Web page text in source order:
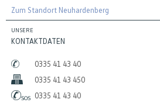
Zum Standort Neuhardenberg
UNSERE
KONTAKTDATEN
0335 41 43 40
0335 41 43 450
0335 41 43 40